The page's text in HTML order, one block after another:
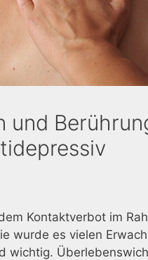
und
Kontaktverbot im
wurde es vielen
wichtig.